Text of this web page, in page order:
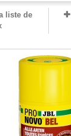
liste de